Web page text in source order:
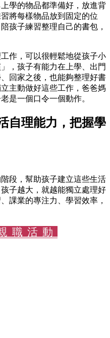
學的物品都準備好，放進背
將每樣物品放到固定的位
孩子練習整理自己的書包，
作，可以很輕鬆地從孩子小
，孩子有能力在上學、出門
回家之後，也能夠整理好書
主動做好這些工作，爸爸媽
是一個口令一個動作。
自理能力，把握學
段，幫助孩子建立這些生活
子越大，就越能獨立處理好
課業的專注力、學習效率，
職活動